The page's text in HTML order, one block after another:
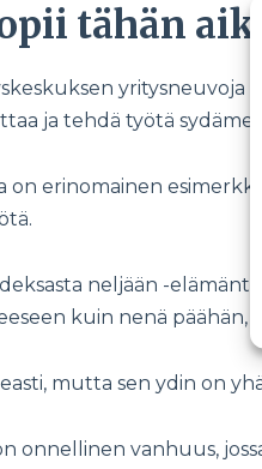
tähän
yritysneuvoja
ja tehdä työtä
on erinomainen
neljään -
kuin nenä päähän,
mutta sen ydin on
onnellinen vanhuus,